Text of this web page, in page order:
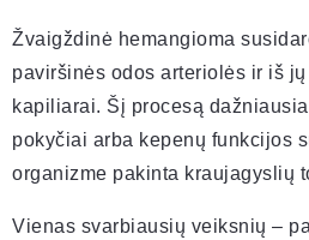
Žvaigždinė hemangioma
paviršinės odos arteriolės ir iš
kapiliarai. Šį procesą
pokyčiai arba kepenų funkcijos
organizme pakinta kraujagyslių
Vienas svarbiausių veiksnių –